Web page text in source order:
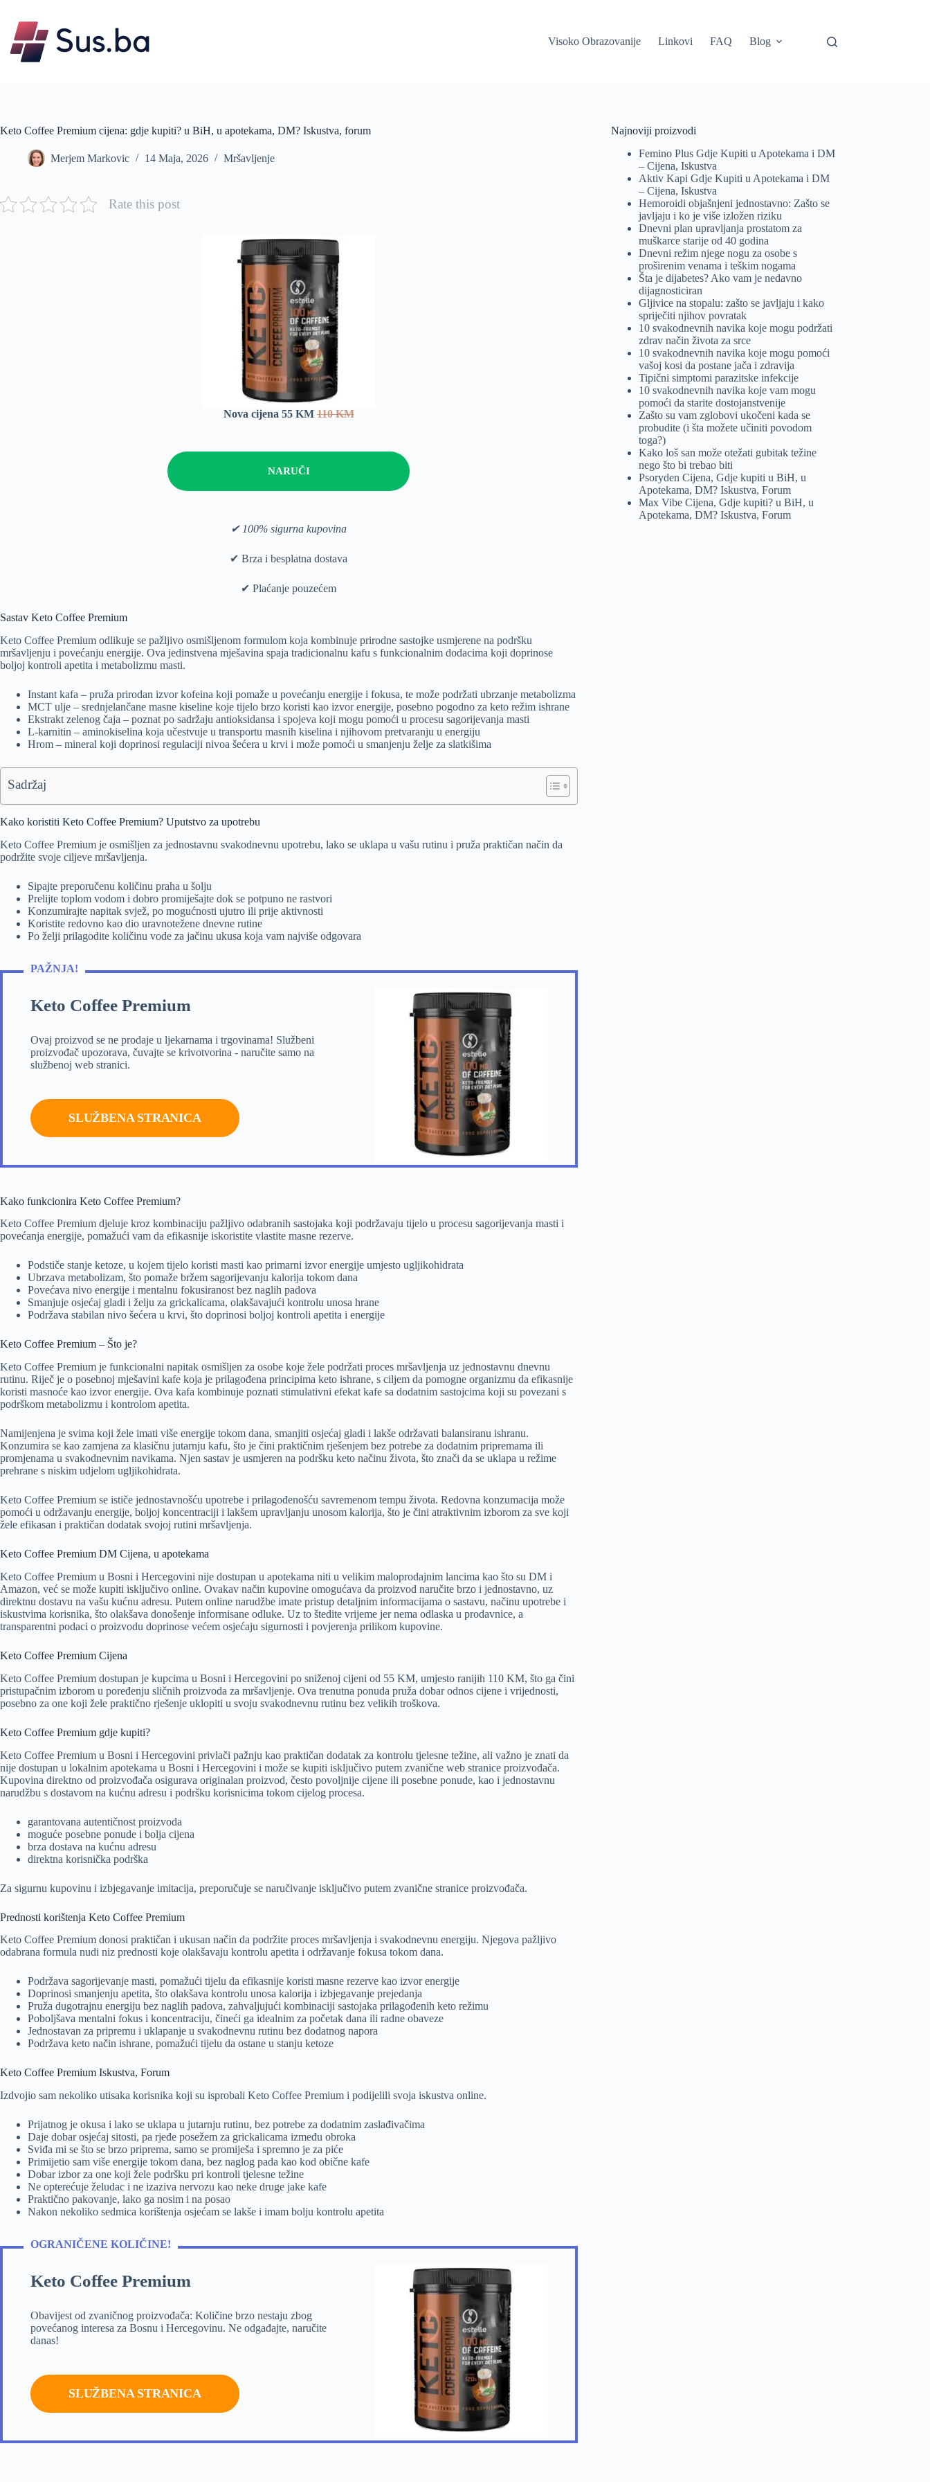
content
Visoko Obrazovanije
Linkovi FAQ Blog
Keto Coffee Premium cijena: gdje kupiti? u BiH, u apotekama, DM? Iskustva, forum
Merjem Markovic 14 Maja, 2026 Mršavljenje
Rate this post
Nova cijena 55 KM 110 KM
NARUČI
✔ 100% sigurna kupovina
✔ Brza i besplatna dostava
✔ Plaćanje pouzećem
Sastav Keto Coffee Premium
Keto Coffee Premium odlikuje se pažljivo osmišljenom formulom koja kombinuje prirodne sastojke usmjerene na podršku
mršavljenju i povećanju energije. Ova jedinstvena mješavina spaja tradicionalnu kafu s funkcionalnim dodacima koji doprinose
boljoj kontroli apetita i metabolizmu masti.
Instant kafa – pruža prirodan izvor kofeina koji pomaže u povećanju energije i fokusa, te može podržati ubrzanje metabolizma
MCT ulje – srednjelančane masne kiseline koje tijelo brzo koristi kao izvor energije, posebno pogodno za keto režim ishrane
Ekstrakt zelenog čaja – poznat po sadržaju antioksidansa i spojeva koji mogu pomoći u procesu sagorijevanja masti
L-karnitin – aminokiselina koja učestvuje u transportu masnih kiselina i njihovom pretvaranju u energiju
Hrom – mineral koji doprinosi regulaciji nivoa šećera u krvi i može pomoći u smanjenju želje za slatkišima
Sadržaj
Kako koristiti Keto Coffee Premium? Uputstvo za upotrebu
Keto Coffee Premium je osmišljen za jednostavnu svakodnevnu upotrebu, lako se uklapa u vašu rutinu i pruža praktičan način da
podržite svoje ciljeve mršavljenja.
Sipajte preporučenu količinu praha u šolju
Prelijte toplom vodom i dobro promiješajte dok se potpuno ne rastvori
Konzumirajte napitak svjež, po mogućnosti ujutro ili prije aktivnosti
Koristite redovno kao dio uravnotežene dnevne rutine
Po želji prilagodite količinu vode za jačinu ukusa koja vam najviše odgovara
PAŽNJA!
Keto Coffee Premium
Ovaj proizvod se ne prodaje u ljekarnama i trgovinama! Službeni
proizvođač upozorava, čuvajte se krivotvorina - naručite samo na
službenoj web stranici.
SLUŽBENA STRANICA
Kako funkcionira Keto Coffee Premium?
Keto Coffee Premium djeluje kroz kombinaciju pažljivo odabranih sastojaka koji podržavaju tijelo u procesu sagorijevanja masti i
povećanja energije, pomažući vam da efikasnije iskoristite vlastite masne rezerve.
Podstiče stanje ketoze, u kojem tijelo koristi masti kao primarni izvor energije umjesto ugljikohidrata
Ubrzava metabolizam, što pomaže bržem sagorijevanju kalorija tokom dana
Povećava nivo energije i mentalnu fokusiranost bez naglih padova
Smanjuje osjećaj gladi i želju za grickalicama, olakšavajući kontrolu unosa hrane
Podržava stabilan nivo šećera u krvi, što doprinosi boljoj kontroli apetita i energije
Keto Coffee Premium – Što je?
Keto Coffee Premium je funkcionalni napitak osmišljen za osobe koje žele podržati proces mršavljenja uz jednostavnu dnevnu
rutinu. Riječ je o posebnoj mješavini kafe koja je prilagođena principima keto ishrane, s ciljem da pomogne organizmu da efikasnije
koristi masnoće kao izvor energije. Ova kafa kombinuje poznati stimulativni efekat kafe sa dodatnim sastojcima koji su povezani s
podrškom metabolizmu i kontrolom apetita.
Namijenjena je svima koji žele imati više energije tokom dana, smanjiti osjećaj gladi i lakše održavati balansiranu ishranu.
Konzumira se kao zamjena za klasičnu jutarnju kafu, što je čini praktičnim rješenjem bez potrebe za dodatnim pripremama ili
promjenama u svakodnevnim navikama. Njen sastav je usmjeren na podršku keto načinu života, što znači da se uklapa u režime
prehrane s niskim udjelom ugljikohidrata.
Keto Coffee Premium se ističe jednostavnošću upotrebe i prilagođenošću savremenom tempu života. Redovna konzumacija može
pomoći u održavanju energije, boljoj koncentraciji i lakšem upravljanju unosom kalorija, što je čini atraktivnim izborom za sve koji
žele efikasan i praktičan dodatak svojoj rutini mršavljenja.
Keto Coffee Premium DM Cijena, u apotekama
Keto Coffee Premium u Bosni i Hercegovini nije dostupan u apotekama niti u velikim maloprodajnim lancima kao što su DM i
Amazon, već se može kupiti isključivo online. Ovakav način kupovine omogućava da proizvod naručite brzo i jednostavno, uz
direktnu dostavu na vašu kućnu adresu. Putem online narudžbe imate pristup detaljnim informacijama o sastavu, načinu upotrebe i
iskustvima korisnika, što olakšava donošenje informisane odluke. Uz to štedite vrijeme jer nema odlaska u prodavnice, a
transparentni podaci o proizvodu doprinose većem osjećaju sigurnosti i povjerenja prilikom kupovine.
Keto Coffee Premium Cijena
Keto Coffee Premium dostupan je kupcima u Bosni i Hercegovini po sniženoj cijeni od 55 KM, umjesto ranijih 110 KM, što ga čini
pristupačnim izborom u poređenju sličnih proizvoda za mršavljenje. Ova trenutna ponuda pruža dobar odnos cijene i vrijednosti,
posebno za one koji žele praktično rješenje uklopiti u svoju svakodnevnu rutinu bez velikih troškova.
Keto Coffee Premium gdje kupiti?
Keto Coffee Premium u Bosni i Hercegovini privlači pažnju kao praktičan dodatak za kontrolu tjelesne težine, ali važno je znati da
nije dostupan u lokalnim apotekama u Bosni i Hercegovini i može se kupiti isključivo putem zvanične web stranice proizvođača.
Kupovina direktno od proizvođača osigurava originalan proizvod, često povoljnije cijene ili posebne ponude, kao i jednostavnu
narudžbu s dostavom na kućnu adresu i podršku korisnicima tokom cijelog procesa.
garantovana autentičnost proizvoda
moguće posebne ponude i bolja cijena
brza dostava na kućnu adresu
direktna korisnička podrška
Za sigurnu kupovinu i izbjegavanje imitacija, preporučuje se naručivanje isključivo putem zvanične stranice proizvođača.
Prednosti korištenja Keto Coffee Premium
Keto Coffee Premium donosi praktičan i ukusan način da podržite proces mršavljenja i svakodnevnu energiju. Njegova pažljivo
odabrana formula nudi niz prednosti koje olakšavaju kontrolu apetita i održavanje fokusa tokom dana.
Podržava sagorijevanje masti, pomažući tijelu da efikasnije koristi masne rezerve kao izvor energije
Doprinosi smanjenju apetita, što olakšava kontrolu unosa kalorija i izbjegavanje prejedanja
Pruža dugotrajnu energiju bez naglih padova, zahvaljujući kombinaciji sastojaka prilagođenih keto režimu
Poboljšava mentalni fokus i koncentraciju, čineći ga idealnim za početak dana ili radne obaveze
Jednostavan za pripremu i uklapanje u svakodnevnu rutinu bez dodatnog napora
Podržava keto način ishrane, pomažući tijelu da ostane u stanju ketoze
Keto Coffee Premium Iskustva, Forum
Izdvojio sam nekoliko utisaka korisnika koji su isprobali Keto Coffee Premium i podijelili svoja iskustva online.
Prijatnog je okusa i lako se uklapa u jutarnju rutinu, bez potrebe za dodatnim zaslađivačima
Daje dobar osjećaj sitosti, pa rjeđe posežem za grickalicama između obroka
Sviđa mi se što se brzo priprema, samo se promiješa i spremno je za piće
Primijetio sam više energije tokom dana, bez naglog pada kao kod obične kafe
Dobar izbor za one koji žele podršku pri kontroli tjelesne težine
Ne opterećuje želudac i ne izaziva nervozu kao neke druge jake kafe
Praktično pakovanje, lako ga nosim i na posao
Nakon nekoliko sedmica korištenja osjećam se lakše i imam bolju kontrolu apetita
OGRANIČENE KOLIČINE!
Keto Coffee Premium
Obavijest od zvaničnog proizvođača: Količine brzo nestaju zbog
povećanog interesa za Bosnu i Hercegovinu. Ne odgađajte, naručite
danas!
SLUŽBENA STRANICA
Najnoviji proizvodi
Femino Plus Gdje Kupiti u Apotekama i DM
– Cijena, Iskustva
Aktiv Kapi Gdje Kupiti u Apotekama i DM
– Cijena, Iskustva
Hemoroidi objašnjeni jednostavno: Zašto se
javljaju i ko je više izložen riziku
Dnevni plan upravljanja prostatom za
muškarce starije od 40 godina
Dnevni režim njege nogu za osobe s
proširenim venama i teškim nogama
Šta je dijabetes? Ako vam je nedavno
dijagnosticiran
Gljivice na stopalu: zašto se javljaju i kako
spriječiti njihov povratak
10 svakodnevnih navika koje mogu podržati
zdrav način života za srce
10 svakodnevnih navika koje mogu pomoći
vašoj kosi da postane jača i zdravija
Tipični simptomi parazitske infekcije
10 svakodnevnih navika koje vam mogu
pomoći da starite dostojanstvenije
Zašto su vam zglobovi ukočeni kada se
probudite (i šta možete učiniti povodom
toga?)
Kako loš san može otežati gubitak težine
nego što bi trebao biti
Psoryden Cijena, Gdje kupiti u BiH, u
Apotekama, DM? Iskustva, Forum
Max Vibe Cijena, Gdje kupiti? u BiH, u
Apotekama, DM? Iskustva, Forum